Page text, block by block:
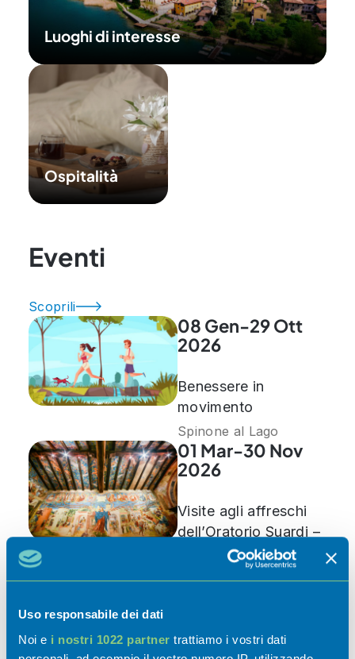
Uso responsabile dei dati
Noi e i nostri 1022 partner trattiamo i vostri dati
Luoghi di interesse
Ospitalità
Eventi
Scoprili
08 Gen-29 Ott
2026
Benessere in
movimento
Spinone al Lago
01 Mar-30 Nov
2026
Visite agli affreschi
dell’Oratorio Suardi –
Stagione 2026
Trescore Balneario